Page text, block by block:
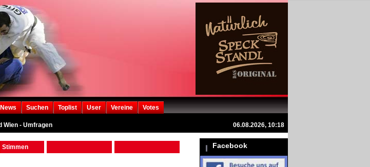
News Suchen Toplist User Vereine Votes
Wien - Umfragen 06.08.2026, 10:18
Stimmen Facebook